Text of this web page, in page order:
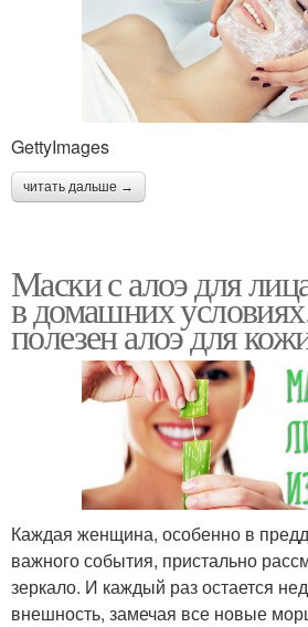
Маска для лица
GettyImages
читать дальше →
Маски с алоэ для
в домашних
полезен алоэ для
Каждая женщина, особенно в
важного события, пристально
зеркало. И каждый раз остается
внешность, замечая все новые